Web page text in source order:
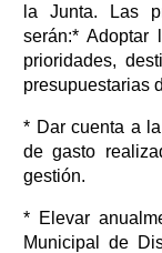
la Junta. Las
serán:* Adoptar
prioridades,
presupuestarias
* Dar cuenta a
de gasto
gestión.
* Elevar
Municipal de